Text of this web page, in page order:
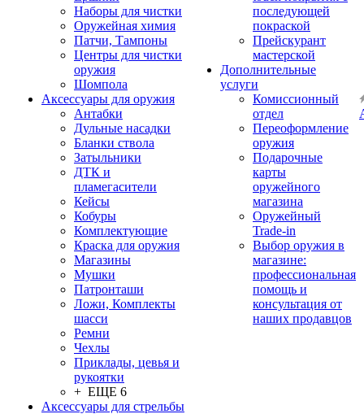
Наборы для чистки
Оружейная химия
Патчи, Тампоны
Центры для чистки
оружия
Шомпола
Аксессуары для оружия
Антабки
Дульные насадки
Бланки ствола
Затыльники
ДТК и
пламегасители
Кейсы
Кобуры
Комплектующие
Краска для оружия
Магазины
Мушки
Патронташи
Ложи, Комплекты
шасси
Ремни
Чехлы
Приклады, цевья и
рукоятки
+ ЕЩЕ 6
Аксессуары для стрельбы
последующей
покраской
Прейскурант
мастерской
Дополнительные
услуги
Комиссионный
отдел
Переоформление
оружия
Подарочные
карты
оружейного
магазина
Оружейный
Trade-in
Выбор оружия в
магазине:
профессиональная
помощь и
консультация от
наших продавцов